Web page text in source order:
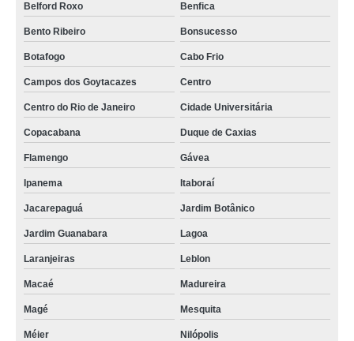
Belford Roxo Benfica
Bento Ribeiro Bonsucesso
Botafogo Cabo Frio
Campos dos Goytacazes Centro
Centro do Rio de Janeiro Cidade Universitária
Copacabana Duque de Caxias
Flamengo Gávea
Ipanema Itaboraí
Jacarepaguá Jardim Botânico
Jardim Guanabara Lagoa
Laranjeiras Leblon
Macaé Madureira
Magé Mesquita
Méier Nilópolis